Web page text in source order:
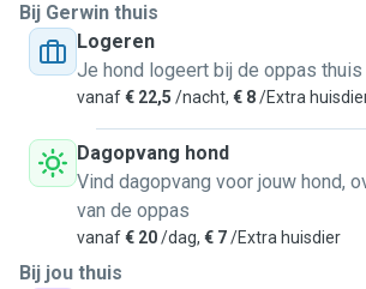
Bij Gerwin thuis
Logeren
Je hond logeert bij de oppas thuis
vanaf€ 22,5 /nacht, € 8/Extra
Dagopvang hond
Vind dagopvang voor jouw hond,
van de oppas
vanaf€ 20/dag, € 7/Extra huisdier
Bij jou thuis